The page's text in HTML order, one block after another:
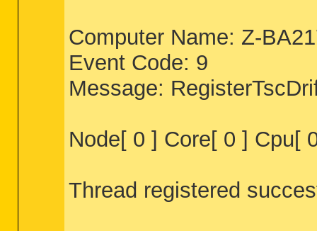
Computer Name: Z-
Event Code: 9
Message:
Node[ 0 ] Core[ 0 ] Cpu[
Thread registered